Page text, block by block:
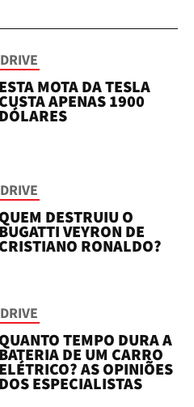
DRIVE
ESTA MOTA DA TESLA
APENAS 1900
DÓLARES
DRIVE
QUEM DESTRUIU O
BUGATTI VEYRON DE
RONALDO?
DRIVE
QUANTO TEMPO DURA A
BATERIA DE UM CARRO
ELÉTRICO? AS OPINIÕES
DOS ESPECIALISTAS